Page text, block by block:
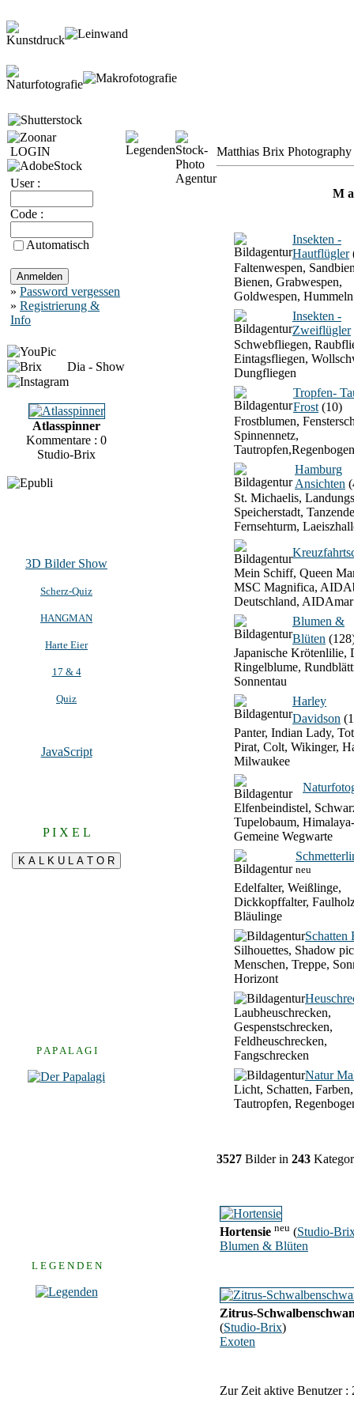
LOGIN
User :
Code :
Automatisch
» Password vergessen
» Registrierung &
Info
Dia - Show
Atlasspinner
Kommentare : 0
Studio-Brix
3D Bilder Show
Scherz-Quiz
HANGMAN
Harte Eier
17 & 4
Quiz
JavaScript
P I X E L
P A P A L A G I
L E G E N D E N
Matthias Brix
M
Insekten -
Hautflügler
Faltenwespen,
Bienen, Grabwespen,
Goldwespen, Hummeln
Insekten -
Zweiflügler
Schwebfliegen,
Eintagsfliegen,
Dungfliegen
Tropfen-
Frost (10)
Frostblumen,
Spinnennetz,
Hamburg
Ansichten
St. Michaelis,
Speicherstadt,
Fernsehturm,
Mein Schiff, Queen
MSC Magnifica,
Deutschland, AIDAmar
Blumen &
Blüten
Japanische Krötenlilie,
Ringelblume,
Sonnentau
Harley
Davidson
Panter, Indian Lady,
Pirat, Colt, Wikinger,
Milwaukee
Elfenbeindistel,
Tupelobaum,
Gemeine Wegwarte
neu
Edelfalter, Weißlinge,
Dickkopffalter,
Bläulinge
Schatten
Silhouettes, Shadow
Menschen, Treppe,
Horizont
Laubheuschrecken,
Gespenstschrecken,
Feldheuschrecken,
Fangschrecken
Natur
Licht, Schatten,
Tautropfen,
3527 Bilder in 243
Hortensie neu (Studio-
Blumen & Blüten
Zitrus-
(Studio-Brix)
Exoten
Zur Zeit aktive Benutzer :